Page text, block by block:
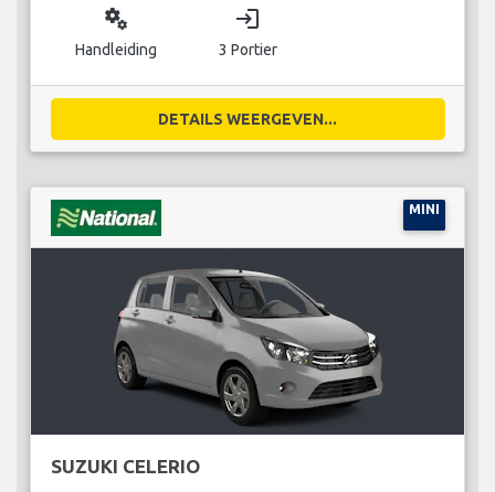
miscellaneous_services
Handleiding
login
3 Portier
DETAILS WEERGEVEN...
MINI
SUZUKI CELERIO